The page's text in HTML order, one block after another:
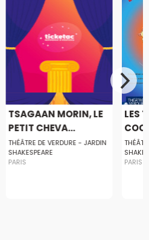
TSAGAAN MORIN, LE
PETIT CHEVA...
THÉÂTRE DE VERDURE - JARDIN
SHAKESPEARE
PARIS
LES
PARIS